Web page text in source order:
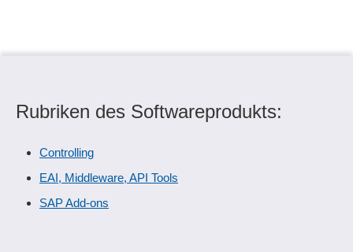
Rubriken des Softwareprodukts:
Controlling
EAI, Middleware, API Tools
SAP Add-ons